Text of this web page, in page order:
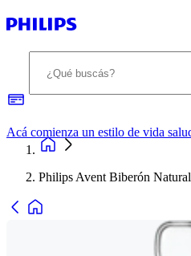
Philips Avent Biberón Natural